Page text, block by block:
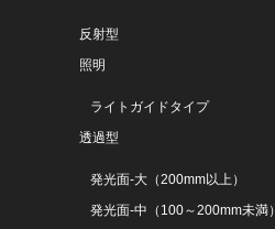
反射型
照明
ライトガイドタイプ
透過型
発光面-大（200mm以上）
発光面-中（100～200mm未満）